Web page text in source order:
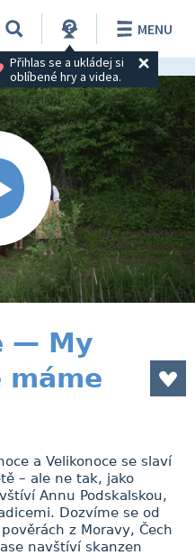
Přihlas se a ukládej si
oblíbené hry a videa.
MENU
— My
máme
a Velikonoce se slaví
– ale ne tak, jako
Annu Podskalskou,
Dozvíme se od
z Moravy, Čech
navštíví skanzen